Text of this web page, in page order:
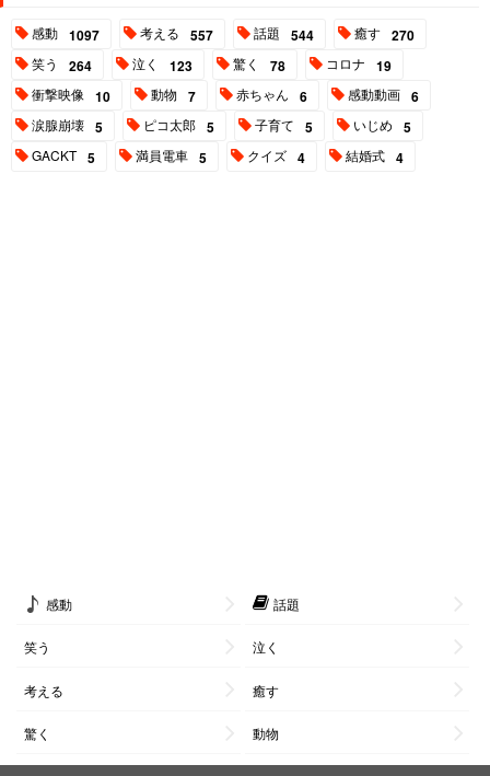
感動 1097 考える 557 話題 544 癒す 270
笑う 264 泣く 123 驚く 78 コロナ 19
衝撃映像 10 動物 7 赤ちゃん 6 感動動画 6
涙腺崩壊 5 ピコ太郎 5 子育て 5 いじめ 5
GACKT 5 満員電車 5 クイズ 4 結婚式 4
感動 話題
笑う 泣く
考える 癒す
驚く 動物